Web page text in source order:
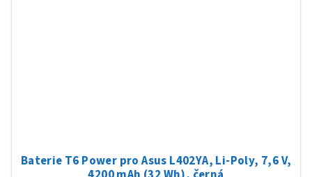
Baterie T6 Power pro Asus L402YA, Li-Poly, 7,6 V,